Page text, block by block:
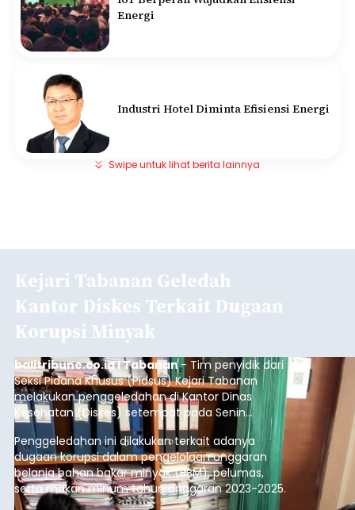
Energi
Industri Hotel Diminta Efisiensi Energi
Swipe untuk lihat berita lainnya
Kejari Tabanan Geledah
Kantor Diskes Terkait Dugaan
Korupsi Minyak
balitribune.co.id I Tabanan- Tim penyidik dari
Seksi Pidana Khusus (Pidsus) Kejari Tabanan
melakukan penggeledahan di Kantor Dinas
Kesehatan (Diskes) setempat pada Senin
(10/8/2026).
Penggeledahan ini dilakukan terkait adanya
dugaan korupsi dalam pengelolaan anggaran
belanja bahan bakar minyak (BBM), pelumas,
serta makan minum tahun anggaran 2023-2025.